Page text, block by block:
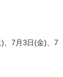
、7月3日(金)、7